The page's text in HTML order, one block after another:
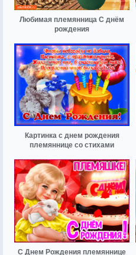
Любимая племянница С днём
рождения
Картинка с днем рождения
племяннице со стихами
С Днем Рождения племяннице